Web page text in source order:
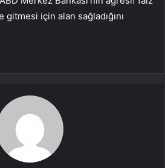
gitmesi için alan sağladığını